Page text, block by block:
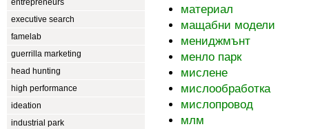
материал
мащабни модели
мениджмънт
менло парк
мислене
мислообработка
мислопровод
млм
entrepreneurs
executive search
famelab
guerrilla marketing
head hunting
high performance
ideation
industrial park